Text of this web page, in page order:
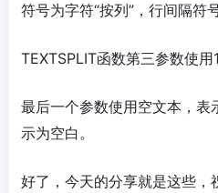
符号为字符“按列”，行间隔符
TEXTSPLIT函数第三参数使用
最后一个参数使用空文本，表
示为空白。
好了，今天的分享就是这些